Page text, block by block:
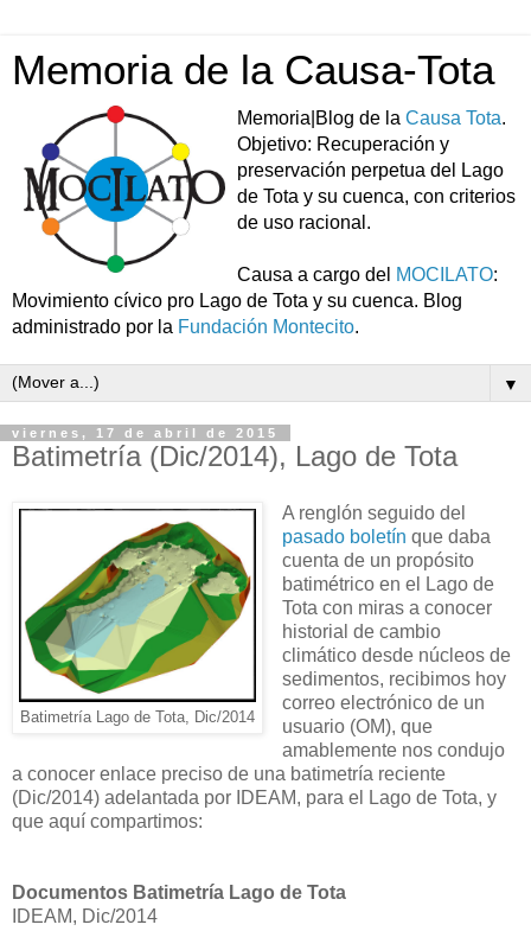
Memoria de la Causa-Tota
Memoria|Blog de la Causa Tota.
Objetivo: Recuperación y
preservación perpetua del Lago
de Tota y su cuenca, con criterios
de uso racional.
Causa a cargo del MOCILATO:
Movimiento cívico pro Lago de Tota y su cuenca. Blog
administrado por la Fundación Montecito.
▼
viernes, 17 de abril de 2015
Batimetría (Dic/2014), Lago de Tota
Batimetría Lago de Tota, Dic/2014
A renglón seguido del
pasado boletín que daba
cuenta de un propósito
batimétrico en el Lago de
Tota con miras a conocer
historial de cambio
climático desde núcleos de
sedimentos, recibimos hoy
correo electrónico de un
usuario (OM), que
amablemente nos condujo
a conocer enlace preciso de una batimetría reciente
(Dic/2014) adelantada por IDEAM, para el Lago de Tota, y
que aquí compartimos:
Documentos Batimetría Lago de Tota
IDEAM, Dic/2014